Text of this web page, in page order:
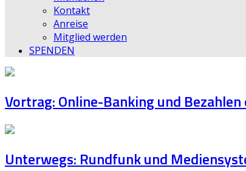
Kontakt
Anreise
Mitglied werden
SPENDEN
Vortrag: Online-Banking und Bezahlen
Unterwegs: Rundfunk und